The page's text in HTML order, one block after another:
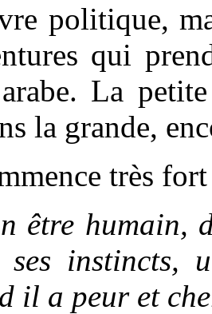
politique,
qui
La
la grande,
très
être humain,
ses instincts,
il a peur et